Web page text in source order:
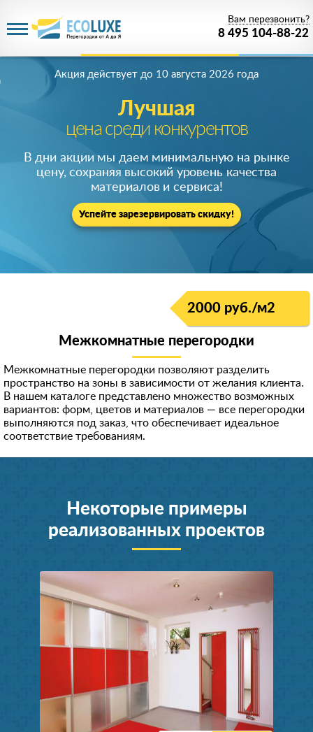
8 495 104-88-22
Вам перезвонить?
Лучшая
цена среди конкурентов
Акция действует до 10 августа 2026 года
В дни акции мы даем минимальную на рынке
цену, сохраняя высокий уровень качества
материалов и сервиса!
Успейте зарезервировать скидку!
2000 руб./м2
Межкомнатные перегородки
Межкомнатные перегородки позволяют разделить
пространство на зоны в зависимости от желания клиента.
В нашем каталоге представлено множество возможных
вариантов: форм, цветов и материалов — все перегородки
выполняются под заказ, что обеспечивает идеальное
соответствие требованиям.
Некоторые примеры
реализованных проектов